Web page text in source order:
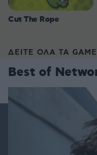
Cut The Rope
ΔΕΙΤΕ ΟΛΑ ΤΑ
Best of